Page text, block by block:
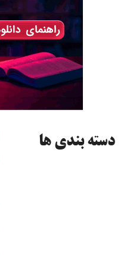
دسته‌ بندی ها